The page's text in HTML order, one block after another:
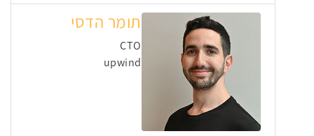
תומר הדסי
CTO
upwind